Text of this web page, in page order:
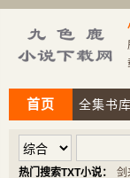
首页 全集书库
热门搜索TXT小说： 剑